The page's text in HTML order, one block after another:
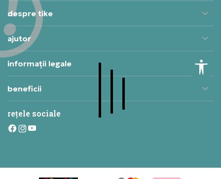
despre tike
ajutor
informații legale
beneficii
rețele sociale